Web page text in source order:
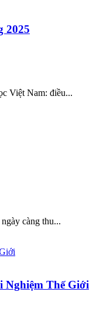
2025
Việt Nam: điều...
càng thu...
Nghiệm Thế Giới